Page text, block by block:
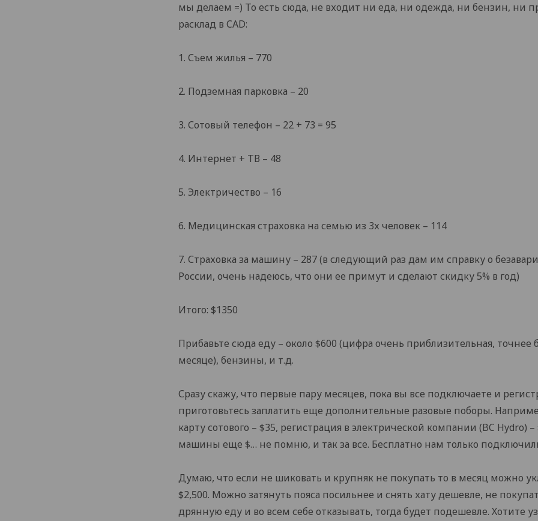
мы делаем =) То есть сюда, не входит ни еда, ни одежда, ни бензин, ни
расклад в CAD:
1. Съем жилья – 770
2. Подземная парковка – 20
3. Сотовый телефон – 22 + 73 = 95
4. Интернет + ТВ – 48
5. Электричество – 16
6. Медицинская страховка на семью из 3х человек – 114
7. Страховка за машину – 287 (в следующий раз дам им справку о
России, очень надеюсь, что они ее примут и сделают скидку 5% в год)
Итого: $1350
Прибавьте сюда еду – около $600 (цифра очень приблизительная, точнее
месяце), бензины, и т.д.
Сразу скажу, что первые пару месяцев, пока вы все подключаете и
приготовьтесь заплатить еще дополнительные разовые поборы.
карту сотового – $35, регистрация в электрической компании (BC Hydro)
машины еще $… не помню, и так за все. Бесплатно нам только
Думаю, что если не шиковать и крупняк не покупать то в месяц можно
$2,500. Можно затянуть пояса посильнее и снять хату дешевле, не
дрянную еду и во всем себе отказывать, тогда будет подешевле. Хотите